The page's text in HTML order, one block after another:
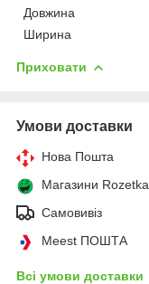
Довжина
Ширина
Приховати
Умови доставки
Нова Пошта
Магазини Rozetka
Самовивіз
Meest ПОШТА
Всі умови доставки